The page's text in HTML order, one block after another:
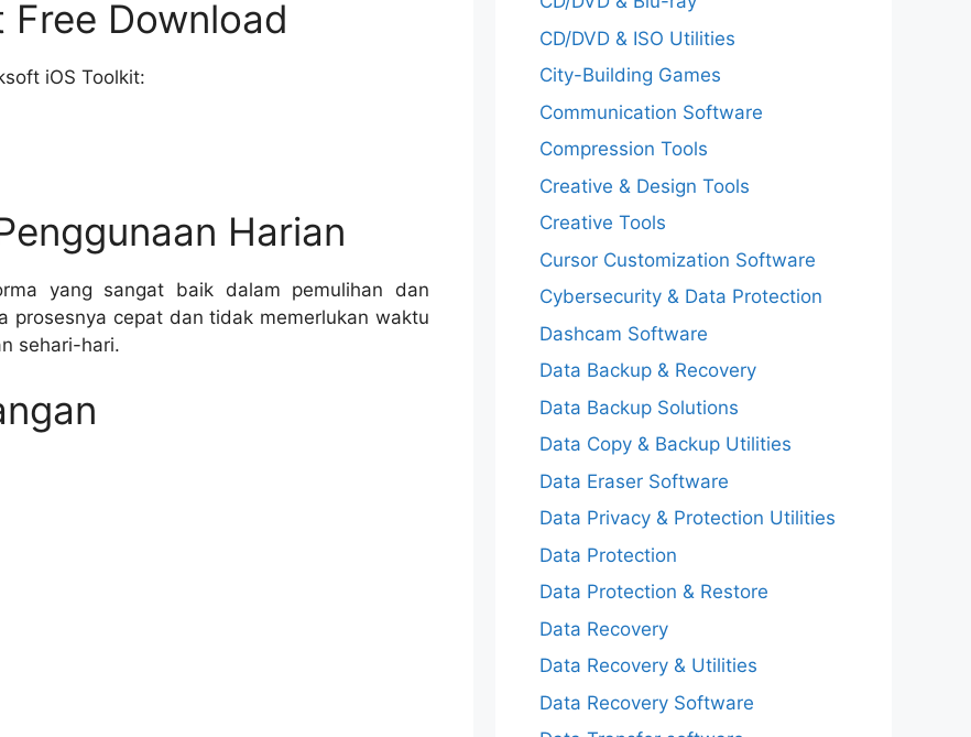
Download
iOS Toolkit:
Harian
yang sangat baik dalam pemulihan dan
prosesnya cepat dan tidak memerlukan waktu
sehari-hari.
CD/DVD & ISO Utilities
City-Building Games
Communication Software
Compression Tools
Creative & Design Tools
Creative Tools
Cursor Customization Software
Cybersecurity & Data Protection
Dashcam Software
Data Backup & Recovery
Data Backup Solutions
Data Copy & Backup Utilities
Data Eraser Software
Data Privacy & Protection Utilities
Data Protection
Data Protection & Restore
Data Recovery
Data Recovery & Utilities
Data Recovery Software